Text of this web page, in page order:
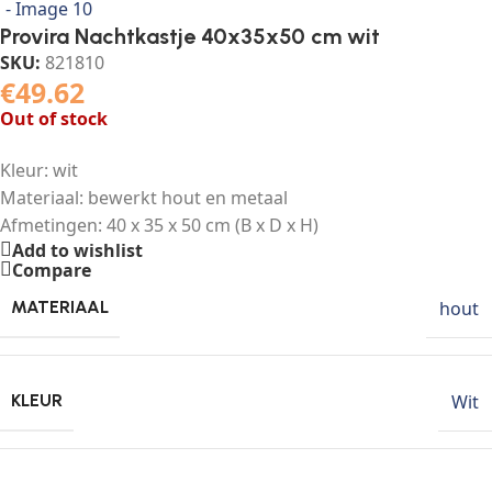
Provira Nachtkastje 40x35x50 cm wit
SKU: 821810
€49.62
Out of stock
Kleur: wit
Materiaal: bewerkt hout en metaal
Afmetingen: 40 x 35 x 50 cm (B x D x H)
Add to wishlist
Compare
MATERIAAL hout
KLEUR Wit